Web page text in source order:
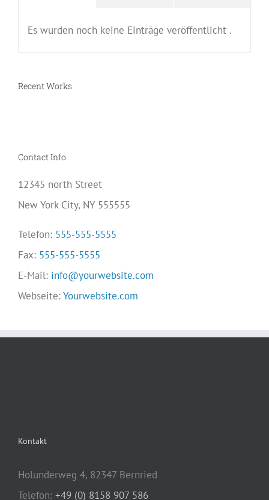
Es wurden noch keine Einträge veröffentlicht .
Recent Works
Contact Info
12345 north Street
New York City, NY 555555
Telefon: 555-555-5555
Fax: 555-555-5555
E-Mail: info@yourwebsite.com
Webseite:Yourwebsite.com
Kontakt
Holunderweg 4, 82347 Bernried
Telefon: +49 (0) 8158 907 586